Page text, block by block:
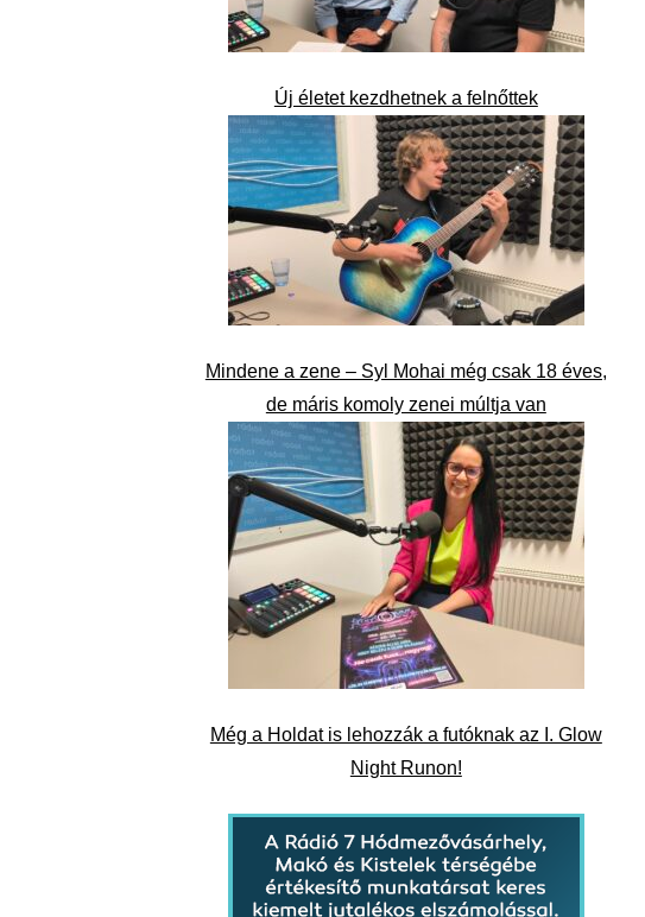
Új életet kezdhetnek a felnőttek
Mindene a zene – Syl Mohai még csak 18 éves,
de máris komoly zenei múltja van
Még a Holdat is lehozzák a futóknak az I. Glow
Night Runon!